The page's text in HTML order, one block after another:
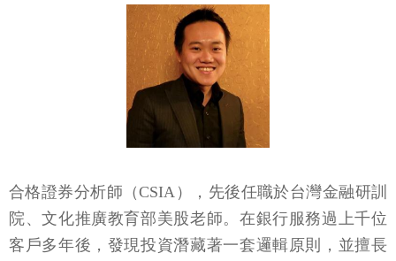
合格證券分析師（CSIA），先後任職於台灣金融研訓
院、文化推廣教育部美股老師。在銀行服務過上千位
客戶多年後，發現投資潛藏著一套邏輯原則，並擅長